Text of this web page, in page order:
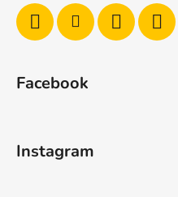
Facebook
Instagram